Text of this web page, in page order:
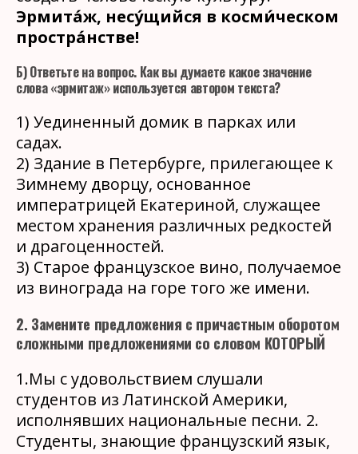
Эрмита́ж, несу́щийся в косми́ческом
простра́нстве!
Б) Ответьте на вопрос. Как вы думаете какое значение
слова «эрмитаж» используется автором текста?
1) Уединенный домик в парках или
садах.
2) Здание в Петербурге, прилегающее к
Зимнему дворцу, основанное
императрицей Екатериной, служащее
местом хранения различных редкостей
и драгоценностей.
3) Старое французское вино, получаемое
из винограда на горе того же имени.
2. Замените предложения с причастным оборотом
сложными предложениями со словом КОТОРЫЙ
1.Мы с удовольствием слушали
студентов из Латинской Америки,
исполнявших национальные песни. 2.
Студенты, знающие французский язык,